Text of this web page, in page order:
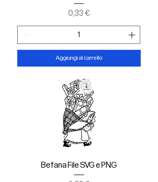
Prezzo
0,33 €
Aggiungi al carrello
Befana File SVG e PNG